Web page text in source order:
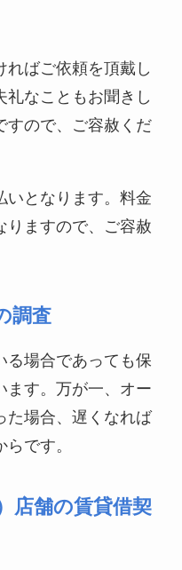
ればご依頼を頂戴し
礼なこともお聞きし
すので、ご容赦くだ
いとなります。料金
りますので、ご容赦
調査
る場合であっても保
ます。万が一、オー
た場合、遅くなれば
です。
店舗の賃貸借契